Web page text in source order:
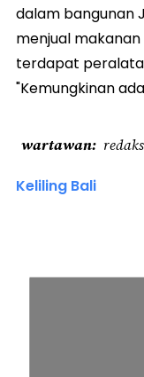
dalam bangunan
menjual
terdapat
"Kemungkinan
wartawan
Keliling Bali